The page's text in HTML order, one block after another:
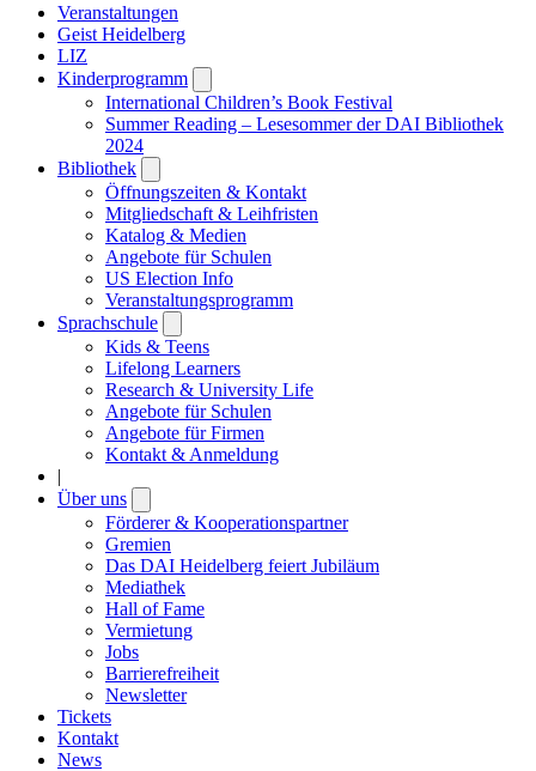
Veranstaltungen
Geist Heidelberg
LIZ
Kinderprogramm
submenu
International Children’s Book Festival
Summer Reading – Lesesommer der DAI Bibliothek
2024
Bibliothek
submenu
Öffnungszeiten & Kontakt
Mitgliedschaft & Leihfristen
Katalog & Medien
Angebote für Schulen
US Election Info
Veranstaltungsprogramm
Sprachschule
submenu
Kids & Teens
Lifelong Learners
Research & University Life
Angebote für Schulen
Angebote für Firmen
Kontakt & Anmeldung
|
Über uns
submenu
Förderer & Kooperationspartner
Gremien
Das DAI Heidelberg feiert Jubiläum
Mediathek
Hall of Fame
Vermietung
Jobs
Barrierefreiheit
Newsletter
Tickets
Kontakt
News